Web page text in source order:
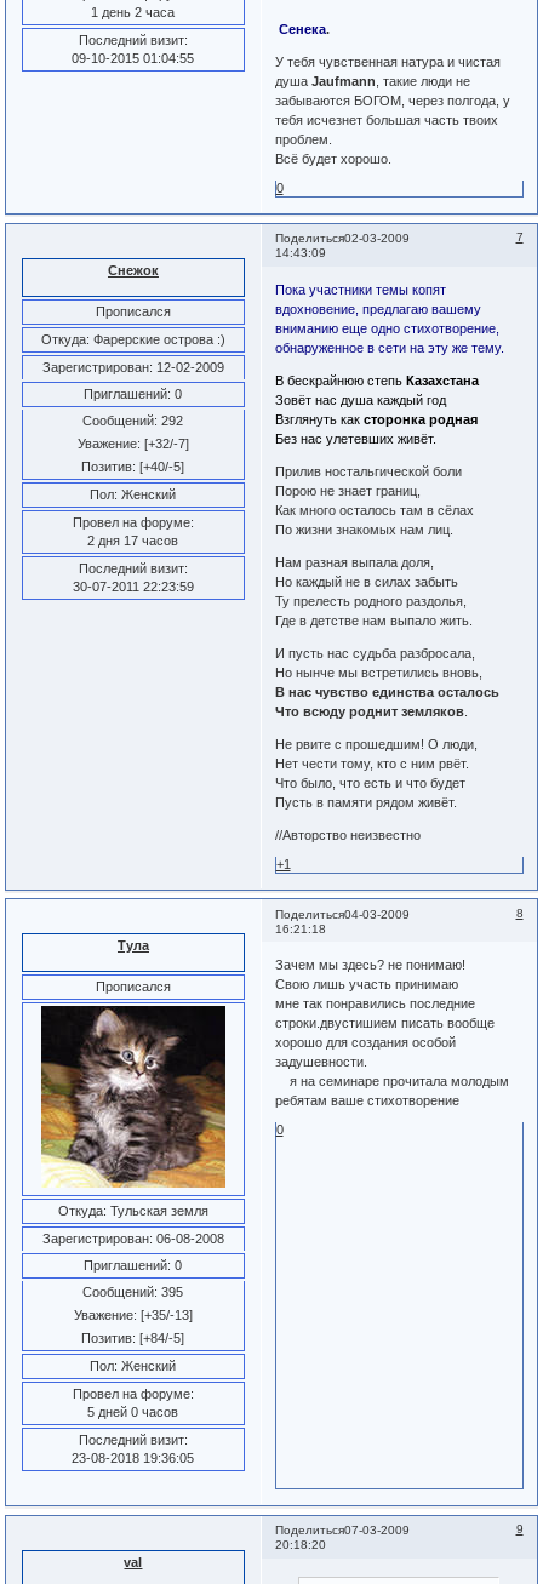
1 день 2 часа
Последний визит:
09-10-2015 01:04:55
Сенека.
У тебя чувственная натура и чистая
душа Jaufmann , такие люди не
забываются БОГОМ, через полгода, у
тебя исчезнет большая часть твоих
проблем.
Всё будет хорошо.
0
Поделиться 7
02-03-2009
14:43:09
Снежок
Прописался
Откуда: Фарерские острова :)
Зарегистрирован: 12-02-2009
Приглашений: 0
Сообщений: 292
Уважение: [+32/-7]
Позитив: [+40/-5]
Пол: Женский
Провел на форуме:
2 дня 17 часов
Последний визит:
30-07-2011 22:23:59
Пока участники темы копят
вдохновение, предлагаю вашему
вниманию еще одно стихотворение,
обнаруженное в сети на эту же тему.
В бескрайнюю степь Казахстана
Зовёт нас душа каждый год
Взглянуть как сторонка родная
Без нас улетевших живёт.
Прилив ностальгической боли
Порою не знает границ,
Как много осталось там в сёлах
По жизни знакомых нам лиц.
Нам разная выпала доля,
Но каждый не в силах забыть
Ту прелесть родного раздолья,
Где в детстве нам выпало жить.
И пусть нас судьба разбросала,
Но нынче мы встретились вновь,
В нас чувство единства осталось
Что всюду роднит земляков.
Не рвите с прошедшим! О люди,
Нет чести тому, кто с ним рвёт.
Что было, что есть и что будет
Пусть в памяти рядом живёт.
//Авторство неизвестно
+1
Поделиться 8
04-03-2009
16:21:18
Тула
Прописался
Откуда: Тульская земля
Зарегистрирован: 06-08-2008
Приглашений: 0
Сообщений: 395
Уважение: [+35/-13]
Позитив: [+84/-5]
Пол: Женский
Провел на форуме:
5 дней 0 часов
Последний визит:
23-08-2018 19:36:05
Зачем мы здесь? не понимаю!
Свою лишь участь принимаю
мне так понравились последние
строки.двустишием писать вообще
хорошо для создания особой
задушевности.
я на семинаре прочитала молодым
ребятам ваше стихотворение
0
Поделиться 9
07-03-2009
20:18:20
val